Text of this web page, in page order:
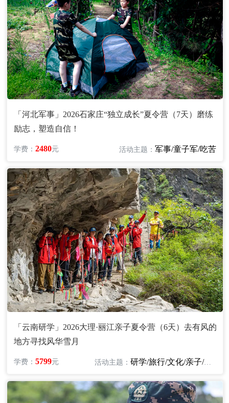
「河北军事」2026石家庄“独立成长”夏令营（7天）磨练
励志，塑造自信！
学费：2480元 活动主题： 军事/童子军/吃苦
「云南研学」2026大理·丽江亲子夏令营（6天）去有风的
地方寻找风华雪月
学费：5799元 活动主题：研学/旅行/文化/亲子/自然